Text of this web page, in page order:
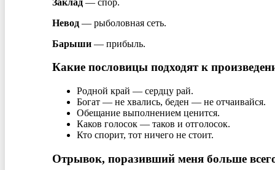
Невод— рыболовная сеть.
Барыши— прибыль.
Какие пословицы подходят к
Родной край — сердцу рай.
Богат — не хвались, беден — не отчаивайся.
Обещание выполнением ценится.
Каков голосок — таков и отголосок.
Кто спорит, тот ничего не стоит.
Отрывок, поразивший меня больше